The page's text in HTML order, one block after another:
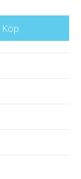
Köp